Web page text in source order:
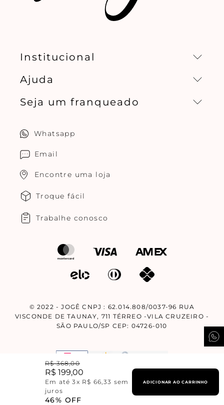
R$ 368,00
R$ 199,00
Em até3x R$ 66,33 sem
juros
46% OFF
ADICIONAR AO CARRINHO
Institucional
Missão, visão e valores
Ajuda
Central de relacionamento
Seja um franqueado
Whatsapp
Email
Encontre uma loja
Troque fácil
Trabalhe conosco
© 2022 - JOGÊ CNPJ : 62.014.808/0037-96 RUA
VISCONDE DE TAUNAY, 711 TÉRREO -VILA CRUZEIRO -
SÃO PAULO/SP CEP: 04726-010